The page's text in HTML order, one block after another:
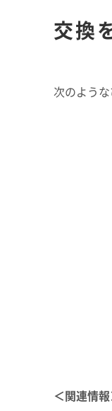
交換
次のよう
＜関連情報